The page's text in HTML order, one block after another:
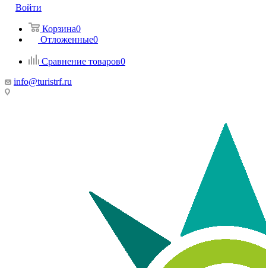
Войти
Корзина0
Отложенные0
Сравнение товаров0
info@turistrf.ru